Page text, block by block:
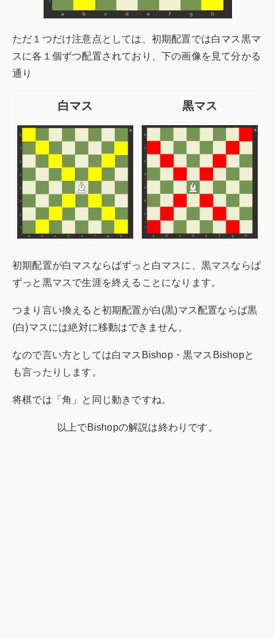
ただ１つだけ注意点としては、初期配置では白マス黒マ
スに各１個ずつ配置されており、下の画像を見て分かる
通り
白マス 黒マス
初期配置が白マスならばずっと白マスに、黒マスならば
ずっと黒マスで生涯を終えることになります。
つまり言い換えると初期配置が白(黒)マス配置ならば黒
(白)マスには絶対に移動はできません。
なので言い方としては白マスBishop・黒マスBishopと
も言ったりします。
将棋では「角」と同じ動きですね。
以上でBishopの解説は終わりです。